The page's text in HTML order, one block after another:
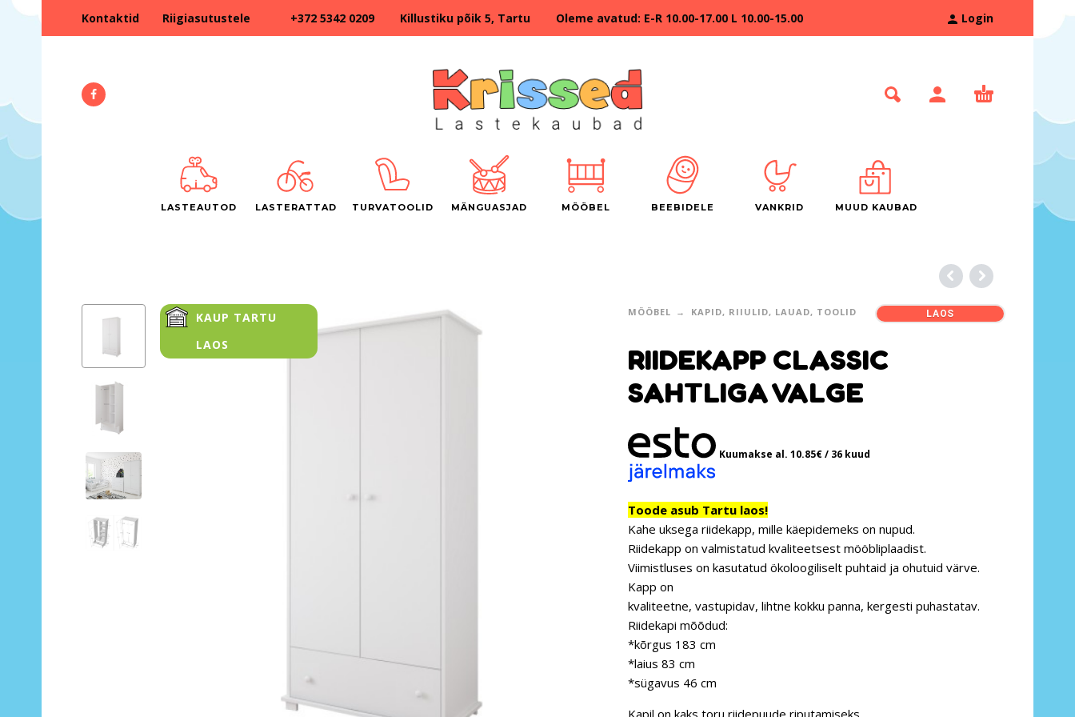
Kontaktid Riigiasutustele +372 5342 0209 Killustiku põik 5, Tartu Oleme avatud: E-R 10.00-17.00 L 10.00-15.00 Login
LASTEAUTOD LASTERATTAD TURVATOOLID MÄNGUASJAD MÖÖBEL BEEBIDELE VANKRID MUUD KAUBAD
KAUP TARTU
LAOS
MÖÖBEL KAPID, RIIULID, LAUAD, TOOLID LAOS
RIIDEKAPP CLASSIC
SAHTLIGA VALGE
Kuumakse al. 10.85€/ 36 kuud
Toode asub Tartu laos!
Kahe uksega riidekapp, mille käepidemeks on nupud.
Riidekapp on valmistatud kvaliteetsest mööbliplaadist.
Viimistluses on kasutatud ökoloogiliselt puhtaid ja ohutuid värve.
Kapp on
kvaliteetne, vastupidav, lihtne kokku panna, kergesti puhastatav.
Riidekapi mõõdud:
*kõrgus 183 cm
*laius 83 cm
*sügavus 46 cm